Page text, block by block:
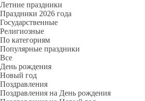
Летние праздники
Праздники 2026 года
Государственные
Религиозные
По категориям
Популярные праздники
Все
День рождения
Новый год
Поздравления
Поздравления на День рождения